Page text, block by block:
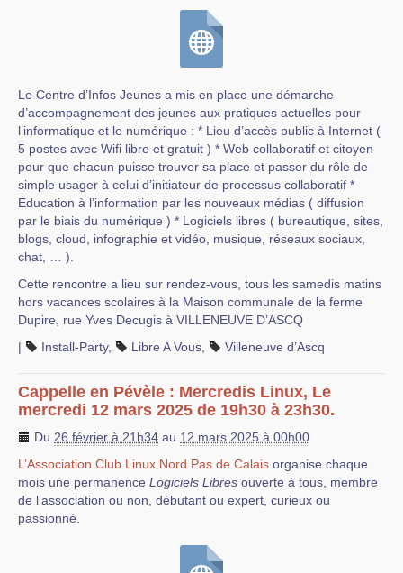
Le Centre d’Infos Jeunes a mis en place une démarche
d’accompagnement des jeunes aux pratiques actuelles pour
l’informatique et le numérique : * Lieu d’accès public à Internet (
5 postes avec Wifi libre et gratuit ) * Web collaboratif et citoyen
pour que chacun puisse trouver sa place et passer du rôle de
simple usager à celui d’initiateur de processus collaboratif *
Éducation à l’information par les nouveaux médias ( diffusion
par le biais du numérique ) * Logiciels libres ( bureautique, sites,
blogs, cloud, infographie et vidéo, musique, réseaux sociaux,
chat, … ).
Cette rencontre a lieu sur rendez-vous, tous les samedis matins
hors vacances scolaires à la Maison communale de la ferme
Dupire, rue Yves Decugis à VILLENEUVE D’ASCQ
|
Install-Party, Libre A Vous Villeneuve d’Ascq
Cappelle en Pévèle : Mercredis Linux, Le
mercredi 12 mars 2025 de 19h30 à 23h30.
Du 26 février à 21h34 au 12 mars 2025 à 00h00
L’Association Club Linux Nord Pas de Calais organise chaque
mois une permanence Logiciels Libres ouverte à tous, membre
de l’association ou non, débutant ou expert, curieux ou
passionné.